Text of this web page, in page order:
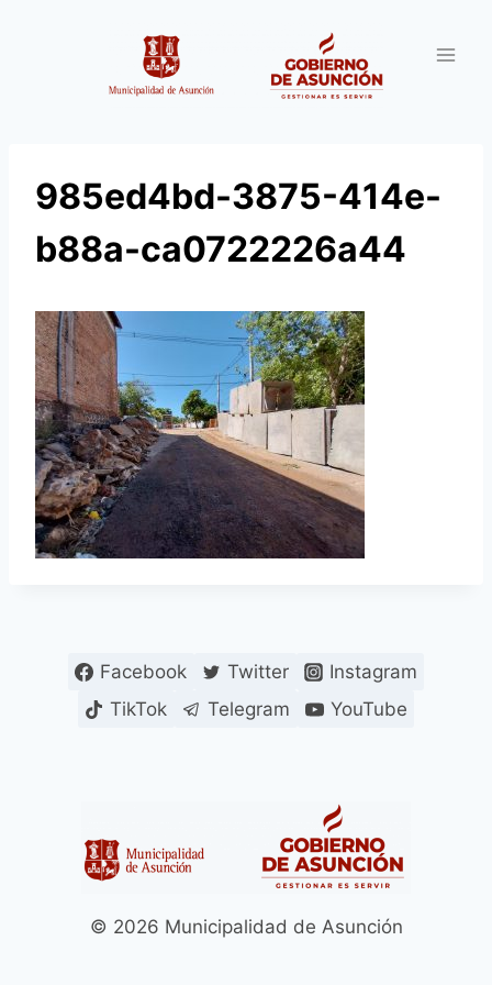
985ed4bd-3875-414e-
b88a-ca0722226a44
Facebook Twitter
Instagram
TikTok
Telegram YouTube
© 2026 Municipalidad de Asunción